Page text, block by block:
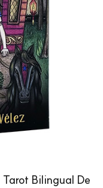
Tarot Bilingual De